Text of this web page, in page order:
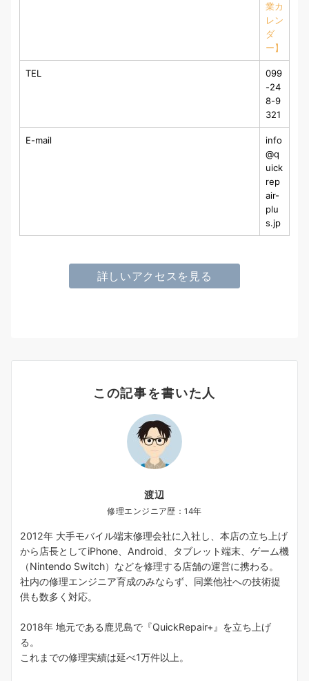
業カ
レン
ダ
ー】
TEL
099
-24
8-9
321
E-mail
info
@q
uick
rep
air-
plu
s.jp
詳しいアクセスを見る
この記事を書いた人
渡辺
修理エンジニア歴：14年
2012年 大手モバイル端末修理会社に入社し、本店の立ち上げ
から店長としてiPhone、Android、タブレット端末、ゲーム機
（Nintendo Switch）などを修理する店舗の運営に携わる。
社内の修理エンジニア育成のみならず、同業他社への技術提
供も数多く対応。
2018年 地元である鹿児島で『QuickRepair+』を立ち上げ
る。
これまでの修理実績は延べ1万件以上。